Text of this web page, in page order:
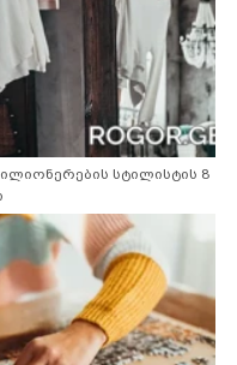
სტილისტის 8